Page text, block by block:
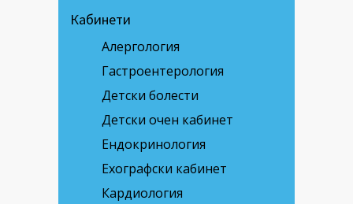
Кабинети
Алергология
Гастроентерология
Детски болести
Детски очен кабинет
Ендокринология
Ехографски кабинет
Кардиология